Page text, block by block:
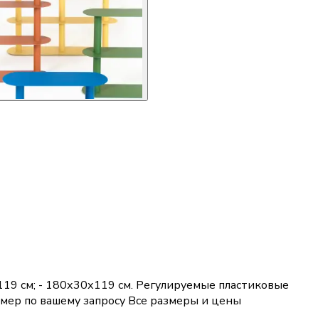
см; - 180х30х119 см. Регулируемые пластиковые
по вашему запросу Все размеры и цены